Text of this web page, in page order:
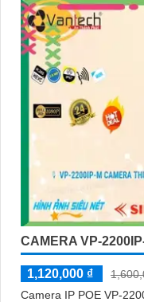
CAMERA VP-
1,120,000 ₫
Camera IP POE VP-